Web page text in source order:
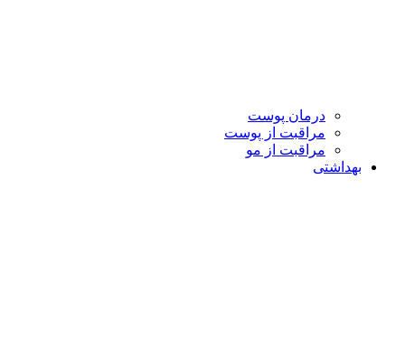
درمان پوست
مراقبت از پوست
مراقبت از مو
بهداشتی